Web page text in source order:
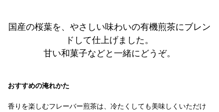
国産の桜葉を、やさしい味わいの有機煎茶にブレン
ドして仕上げました。
甘い和菓子などと一緒にどうぞ。
おすすめの淹れかた
香りを楽しむフレーバー煎茶は、冷たくしても美味しくいただけ